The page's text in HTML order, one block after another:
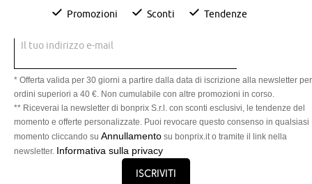
Promozioni Sconti Tendenze
Il tuo indirizzo e-mail
* Offerta valida per 30 giorni a partire dalla data di iscrizione alla newsletter per
ordini superiori a 40 €. Non cumulabile con altre promozioni in corso.
** Riceverai la newsletter di bonprix S.r.l. con sconti esclusivi, le tendenze del
momento e offerte personalizzate. Puoi revocare questo consenso in qualsiasi
momento cliccando su Annullamento su bonprix.it o tramite il link nella
newsletter. Informativa sulla privacy
Iscriviti